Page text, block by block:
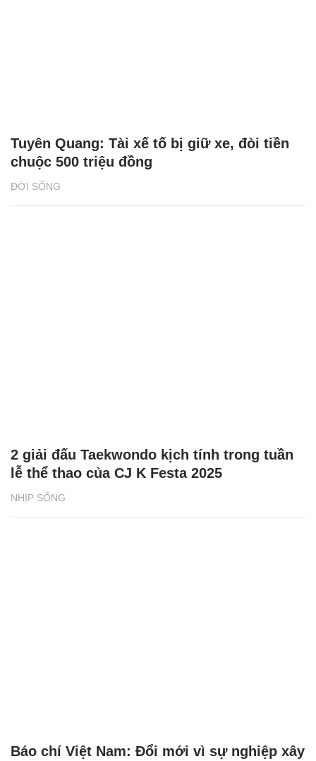
ĐỜI SỐNG
Tuyên Quang: Tài xế tố bị giữ xe, đòi tiền
chuộc 500 triệu đồng
NHỊP SỐNG
2 giải đấu Taekwondo kịch tính trong tuần
lễ thể thao của CJ K Festa 2025
Báo chí Việt Nam: Đổi mới vì sự nghiệp xây